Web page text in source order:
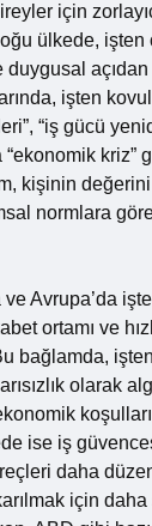
için
ülkede, işten
duygusal
işten
“iş gücü
“ekonomik kriz”
kişinin
normlara göre
Avrupa’da
ortamı ve
bağlamda, işten
olarak
ise iş
daha
için daha